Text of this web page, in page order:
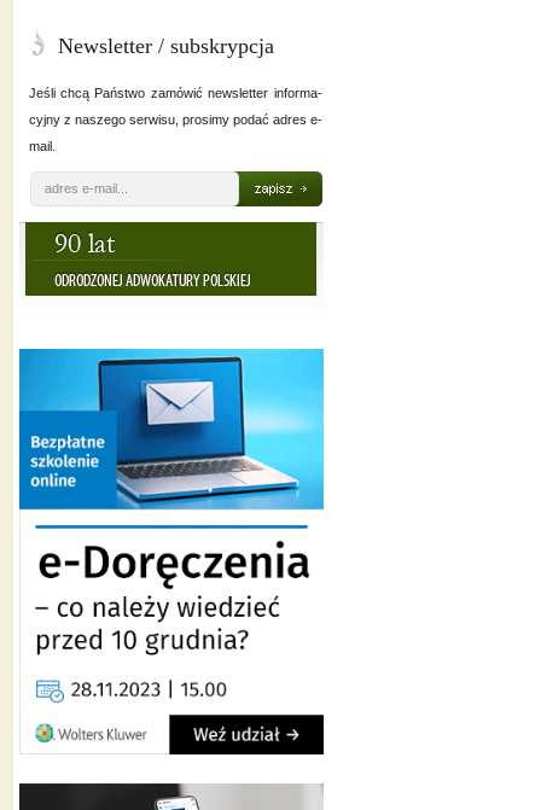
Newsletter / subskrypcja
Jeśli chcą Państwo zamówić newsletter informa-
cyjny z naszego serwisu, prosimy podać adres e-
mail.